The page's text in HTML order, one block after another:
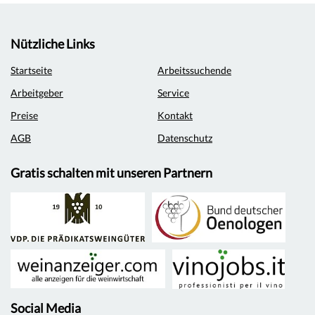
Nützliche Links
Startseite
Arbeitssuchende
Arbeitgeber
Service
Preise
Kontakt
AGB
Datenschutz
Gratis schalten mit unseren Partnern
Social Media